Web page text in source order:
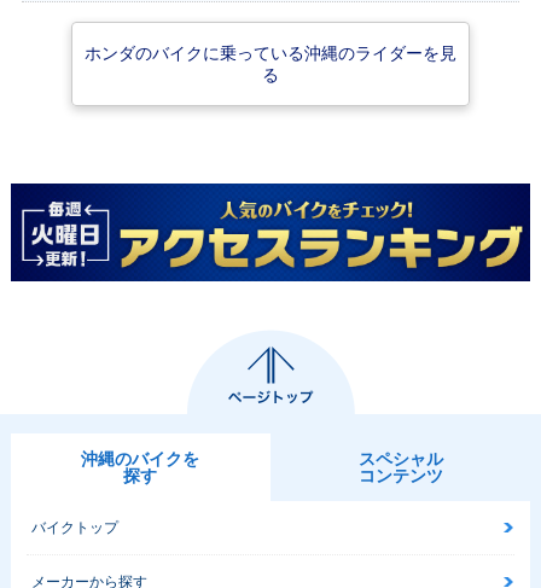
ホンダのバイクに乗っている沖縄のライダーを見
る
沖縄のバイクを
探す
スペシャル
コンテンツ
バイクトップ
メーカーから探す